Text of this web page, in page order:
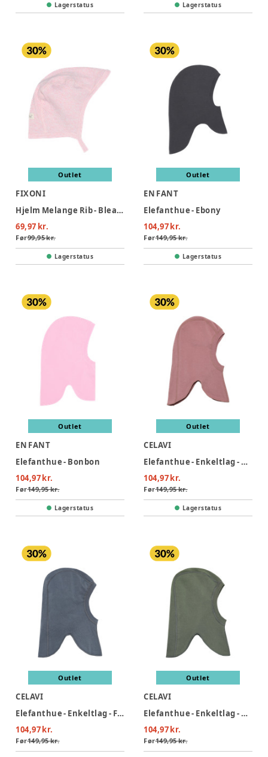
Lagerstatus Lagerstatus
Outlet
FIXONI
Hjelm Melange Rib - Bleached Mauve Melange
69,97 kr.
Før99,95 kr.
Lagerstatus
Outlet
EN FANT
Elefanthue - Ebony
104,97 kr.
Før149,95 kr.
Lagerstatus
Outlet
EN FANT
Elefanthue - Bonbon
104,97 kr.
Før149,95 kr.
Lagerstatus
Outlet
CELAVI
Elefanthue - Enkeltlag - Nostalgia Rose
104,97 kr.
Før149,95 kr.
Lagerstatus
Outlet
CELAVI
Elefanthue - Enkeltlag - Flint Stone
104,97 kr.
Før149,95 kr.
Outlet
CELAVI
Elefanthue - Enkeltlag - Mulled Basil
104,97 kr.
Før149,95 kr.